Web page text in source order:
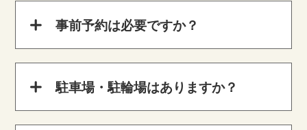
事前予約は必要ですか？
駐車場・駐輪場はありますか？